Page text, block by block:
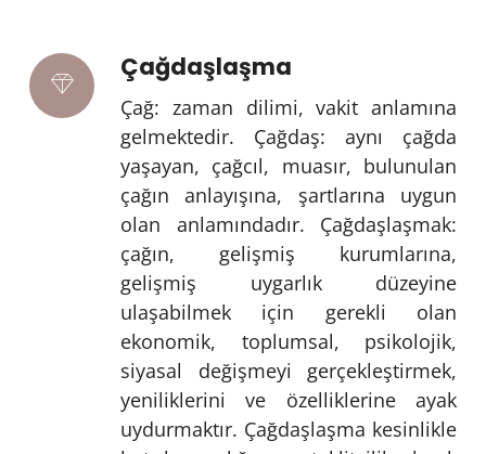
Çağdaşlaşma
Çağ: zaman dilimi, vakit anlamına
gelmektedir. Çağdaş: aynı çağda
yaşayan, çağcıl, muasır, bulunulan
çağın anlayışına, şartlarına uygun
olan anlamındadır. Çağdaşlaşmak:
çağın, gelişmiş kurumlarına,
gelişmiş uygarlık düzeyine
ulaşabilmek için gerekli olan
ekonomik, toplumsal, psikolojik,
siyasal değişmeyi gerçekleştirmek,
yeniliklerini ve özelliklerine ayak
uydurmaktır. Çağdaşlaşma kesinlikle